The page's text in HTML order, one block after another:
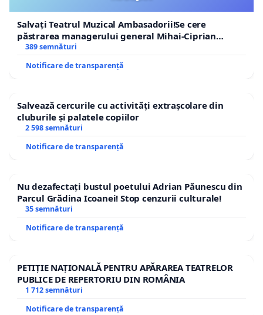
Salvați Teatrul Muzical Ambasadorii!Se cere
păstrarea managerului general Mihai-Ciprian
ROGOJAN
389 semnături
Notificare de transparență
Salvează cercurile cu activități extrașcolare din
cluburile și palatele copiilor
2 598 semnături
Notificare de transparență
Nu dezafectați bustul poetului Adrian Păunescu din
Parcul Grădina Icoanei! Stop cenzurii culturale!
35 semnături
Notificare de transparență
PETIȚIE NAȚIONALĂ PENTRU APĂRAREA TEATRELOR
PUBLICE DE REPERTORIU DIN ROMÂNIA
1 712 semnături
Notificare de transparență